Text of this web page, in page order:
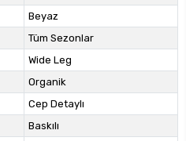
Beyaz
Tüm Sezonlar
Wide Leg
Organik
Cep Detaylı
Baskılı